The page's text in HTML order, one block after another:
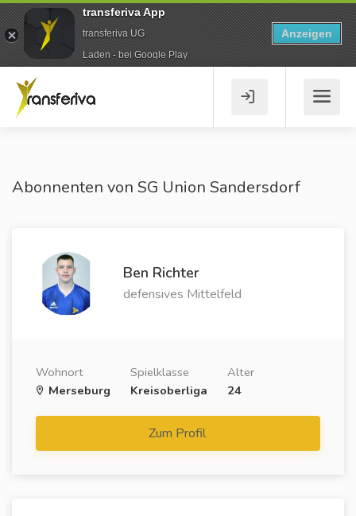
Abonnenten von SG Union Sandersdorf
Ben Richter
defensives Mittelfeld
Wohnort
Merseburg
Spielklasse
Kreisoberliga
Alter
24
Zum Profil
transferiva App
transferiva UG
Laden - bei Google Play
Anzeigen